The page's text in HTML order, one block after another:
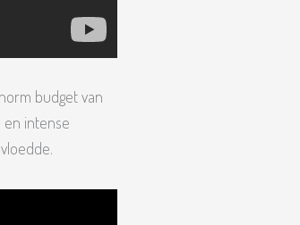
budget van
en intense